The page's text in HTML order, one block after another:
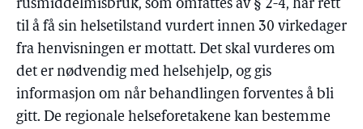
rusmiddelmisbruk, som omfattes av § 2-4, har rett
til å få sin helsetilstand vurdert innen 30 virkedager
fra henvisningen er mottatt. Det skal vurderes om
det er nødvendig med helsehjelp, og gis
informasjon om når behandlingen forventes å bli
gitt. De regionale helseforetakene kan bestemme